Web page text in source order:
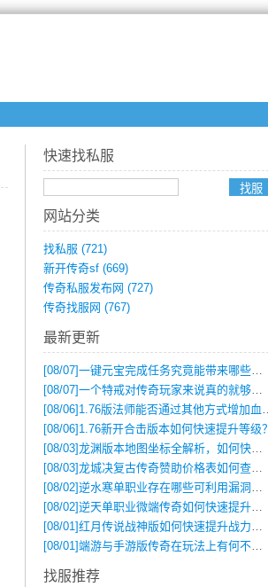
快速找私服
网站分类
找私服 (721)
新开传奇sf (669)
传奇私服发布网 (727)
传奇找服网 (767)
最新更新
[08/07]一键元宝完成任务究竟能带来哪些超值优势？
[08/07]一个特戒对传奇玩家来说真的就够用了吗？
[08/06] 1.76版法师能否通过其他方式增加血量？
[08/06] 1.76新开合击版本如何快速提升等级？
[08/03]龙渊版本地图坐标全解析，如何快速定位BOSS位置？
[08/03]龙城决复古传奇赞助价格表如何查询？
[08/02]逆水寒单职业存在哪些可利用漏洞？如何快速提升战力？
[08/02]逆天单职业微端传奇如何快速提升战力？新手必看攻略
[08/01]红月传说战神版如何快速提升战力？新手攻略全解析？
[08/01]端游与手游版传奇在玩法上有何不同？
找服推荐